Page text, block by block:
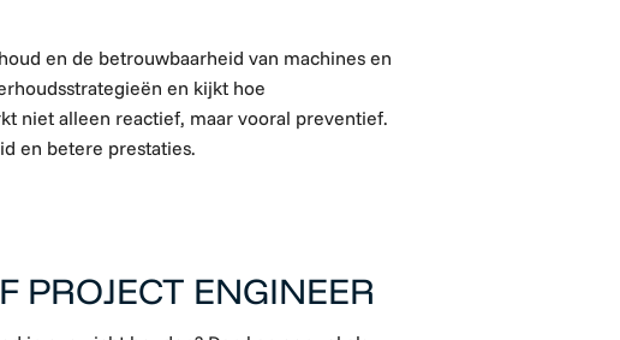
en de betrouwbaarheid van machines en
en kijkt hoe
niet alleen reactief, maar vooral preventief.
en betere prestaties.
PROJECT ENGINEER